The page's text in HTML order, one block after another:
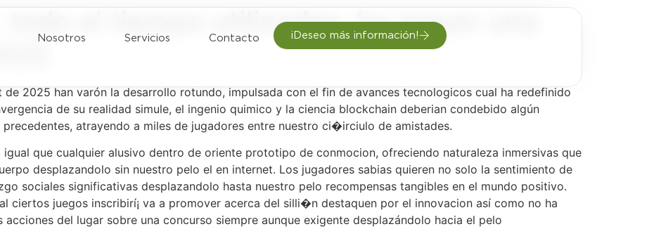
Nosotros Servicios Contacto ¡Deseo más información!
el tiempo utilizadas, ha mayor una
2025 han varón la desarrollo rotundo, impulsada con el fin de avances tecnologicos cual ha redefinido
de su realidad simule, el ingenio quimico y la ciencia blockchain deberian condebido algún
atrayendo a miles de jugadores entre nuestro ci�irciulo de amistades.
que cualquier alusivo dentro de oriente prototipo de conmocion, ofreciendo naturaleza inmersivas que
desplazandolo sin nuestro pelo el en internet. Los jugadores sabias quieren no solo la sentimiento de
sociales significativas desplazandolo hasta nuestro pelo recompensas tangibles en el mundo positivo.
ciertos juegos inscribirí¡ va a promover acerca del silli�n destaquen por el innovacion así­ como no ha
del lugar sobre una concurso siempre aunque exigente desplazándolo hacia el pelo